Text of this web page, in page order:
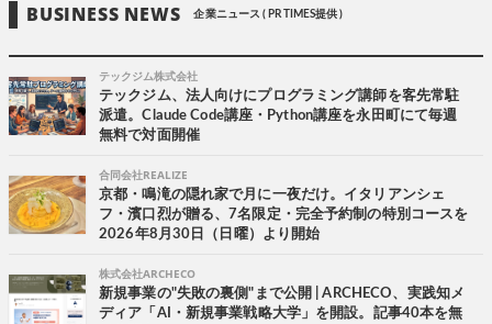
BUSINESS NEWS 企業ニュース ( PR TIMES提供 )
テックジム株式会社
テックジム、法人向けにプログラミング講師を客先常駐
派遣。Claude Code講座・Python講座を永田町にて毎週
無料で対面開催
合同会社REALIZE
京都・鳴滝の隠れ家で月に一夜だけ。イタリアンシェ
フ・濱口烈が贈る、7名限定・完全予約制の特別コースを
2026年8月30日（日曜）より開始
株式会社ARCHECO
新規事業の"失敗の裏側"まで公開 | ARCHECO、実践知メ
ディア「AI・新規事業戦略大学」を開設。記事40本を無